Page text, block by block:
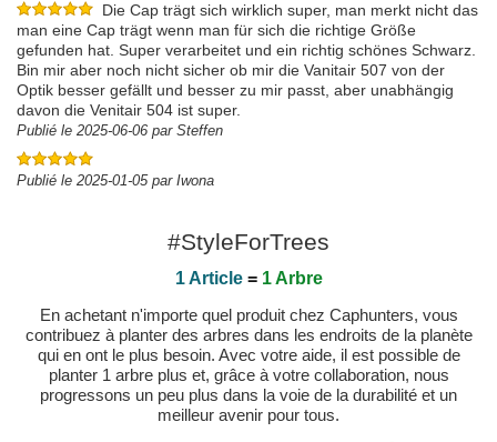
Die Cap trägt sich wirklich super, man merkt nicht das
man eine Cap trägt wenn man für sich die richtige Größe
gefunden hat. Super verarbeitet und ein richtig schönes Schwarz.
Bin mir aber noch nicht sicher ob mir die Vanitair 507 von der
Optik besser gefällt und besser zu mir passt, aber unabhängig
davon die Venitair 504 ist super.
Publié le 2025-06-06 par Steffen
Publié le 2025-01-05 par Iwona
#StyleForTrees
1 Article= 1 Arbre
En achetant n'importe quel produit chez Caphunters, vous
contribuez à planter des arbres dans les endroits de la planète
qui en ont le plus besoin. Avec votre aide, il est possible de
planter 1 arbre plus et, grâce à votre collaboration, nous
progressons un peu plus dans la voie de la durabilité et un
meilleur avenir pour tous.